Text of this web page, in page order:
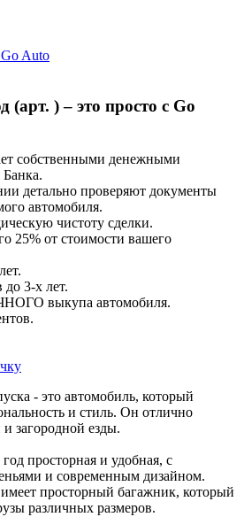
(арт. ) – это просто с Go
собственными денежными
Банка.
детально проверяют документы
автомобиля.
чистоту сделки.
25% от стоимости вашего
до 3-х лет.
выкупа автомобиля.
- это автомобиль, который
и стиль. Он отлично
загородной езды.
просторная и удобная, с
и современным дизайном.
просторный багажник, который
различных размеров.